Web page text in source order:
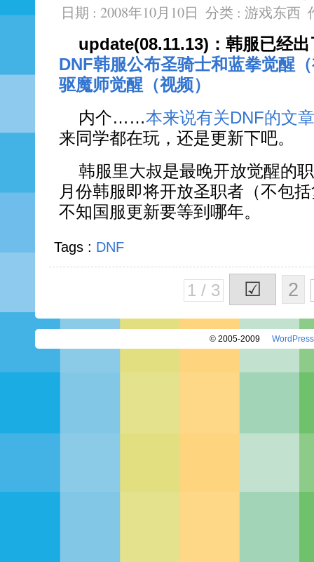
日期 : 2008年10月10日 分类 : 游戏东西
update(08.11.13)：韩服已经
DNF韩服公布圣骑士和蓝拳觉醒
驱魔师觉醒（视频）
内个……本来说有关DNF的文
来同学都在玩，还是更新下吧。
韩服里大叔是最晚开放觉醒的
月份韩服即将开放圣职者（不包
不知国服更新要等到哪年。
Tags : DNF
1 / 3 ☑ 2
© 2005-2009 WordPress